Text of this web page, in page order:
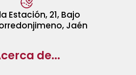
Estación, 21, Bajo
Jaén
de...